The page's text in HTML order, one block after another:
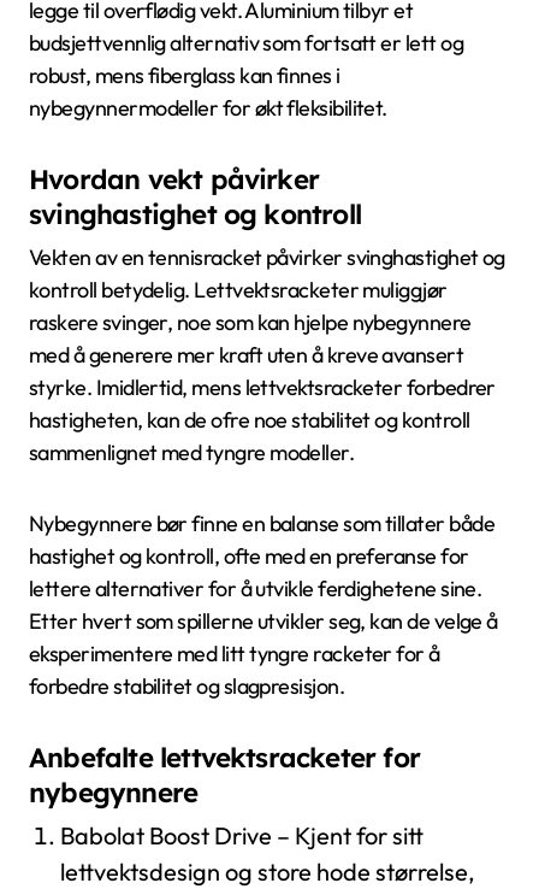
legge til overflødig vekt. Aluminium tilbyr et
budsjettvennlig alternativ som fortsatt er lett og
robust, mens fiberglass kan finnes i
nybegynnermodeller for økt fleksibilitet.
Hvordan vekt påvirker
svinghastighet og kontroll
Vekten av en tennisracket påvirker svinghastighet og
kontroll betydelig. Lettvektsracketer muliggjør
raskere svinger, noe som kan hjelpe nybegynnere
med å generere mer kraft uten å kreve avansert
styrke. Imidlertid, mens lettvektsracketer forbedrer
hastigheten, kan de ofre noe stabilitet og kontroll
sammenlignet med tyngre modeller.
Nybegynnere bør finne en balanse som tillater både
hastighet og kontroll, ofte med en preferanse for
lettere alternativer for å utvikle ferdighetene sine.
Etter hvert som spillerne utvikler seg, kan de velge å
eksperimentere med litt tyngre racketer for å
forbedre stabilitet og slagpresisjon.
Anbefalte lettvektsracketer for
nybegynnere
Babolat Boost Drive – Kjent for sitt
lettvektsdesign og store hode størrelse,